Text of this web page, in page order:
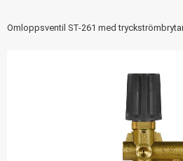
Omloppsventil ST-261 med